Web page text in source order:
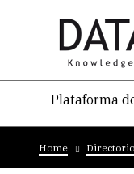
content
Plataforma
Home